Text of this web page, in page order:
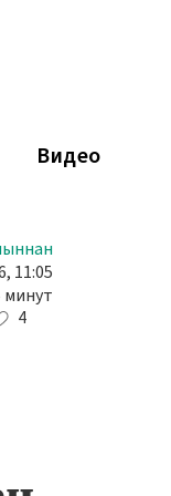
Видео
11:05
минут
4